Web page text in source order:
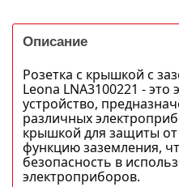
Описание
Розетка с крышкой с
Leona LNA3100221 - это
устройство,
различных
крышкой для защиты
функцию заземления,
безопасность в
электроприборов.